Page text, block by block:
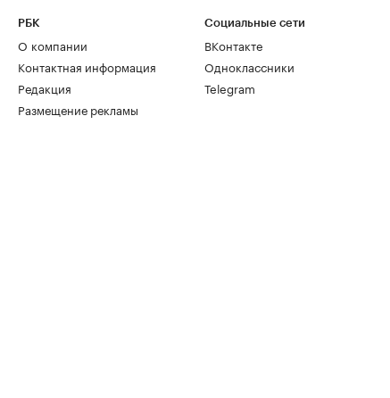
РБК
О компании
Контактная информация
Редакция
Размещение рекламы
Социальные сети
ВКонтакте
Одноклассники
Telegram